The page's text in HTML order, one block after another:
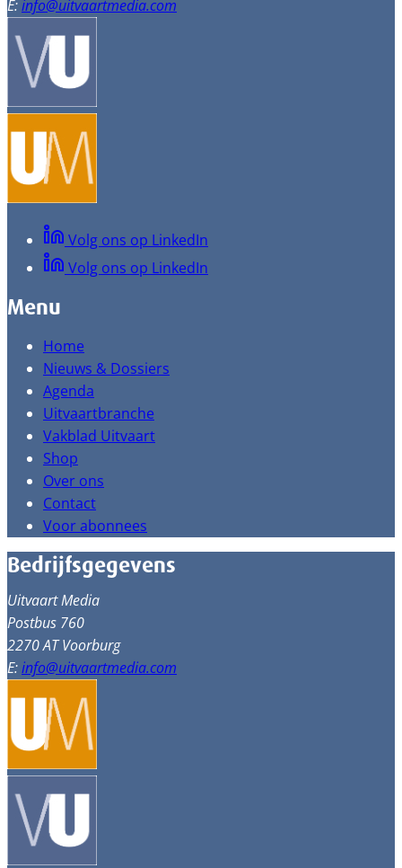
E:info@uitvaartmedia.com
Volg ons op LinkedIn
Volg ons op LinkedIn
Menu
Home
Nieuws & Dossiers
Agenda
Uitvaartbranche
Vakblad Uitvaart
Shop
Over ons
Contact
Voor abonnees
Bedrijfsgegevens
Uitvaart Media
Postbus 760
2270 AT Voorburg
E:info@uitvaartmedia.com